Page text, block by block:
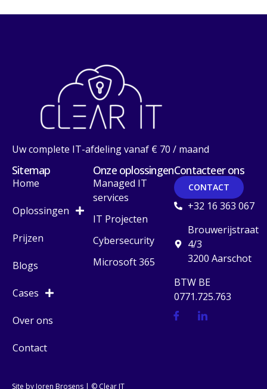
Uw complete IT-afdeling vanaf € 70 / maand
Sitemap
Home
Oplossingen
Prijzen
Blogs
Cases
Over ons
Contact
Onze oplossingen
Managed IT
services
IT Projecten
Cybersecurity
Microsoft 365
Contacteer ons
CONTACT
+32 16 363 067
Brouwerijstraat
4/3
3200 Aarschot
BTW BE
0771.725.763
Site by Joren Brosens | © Clear IT